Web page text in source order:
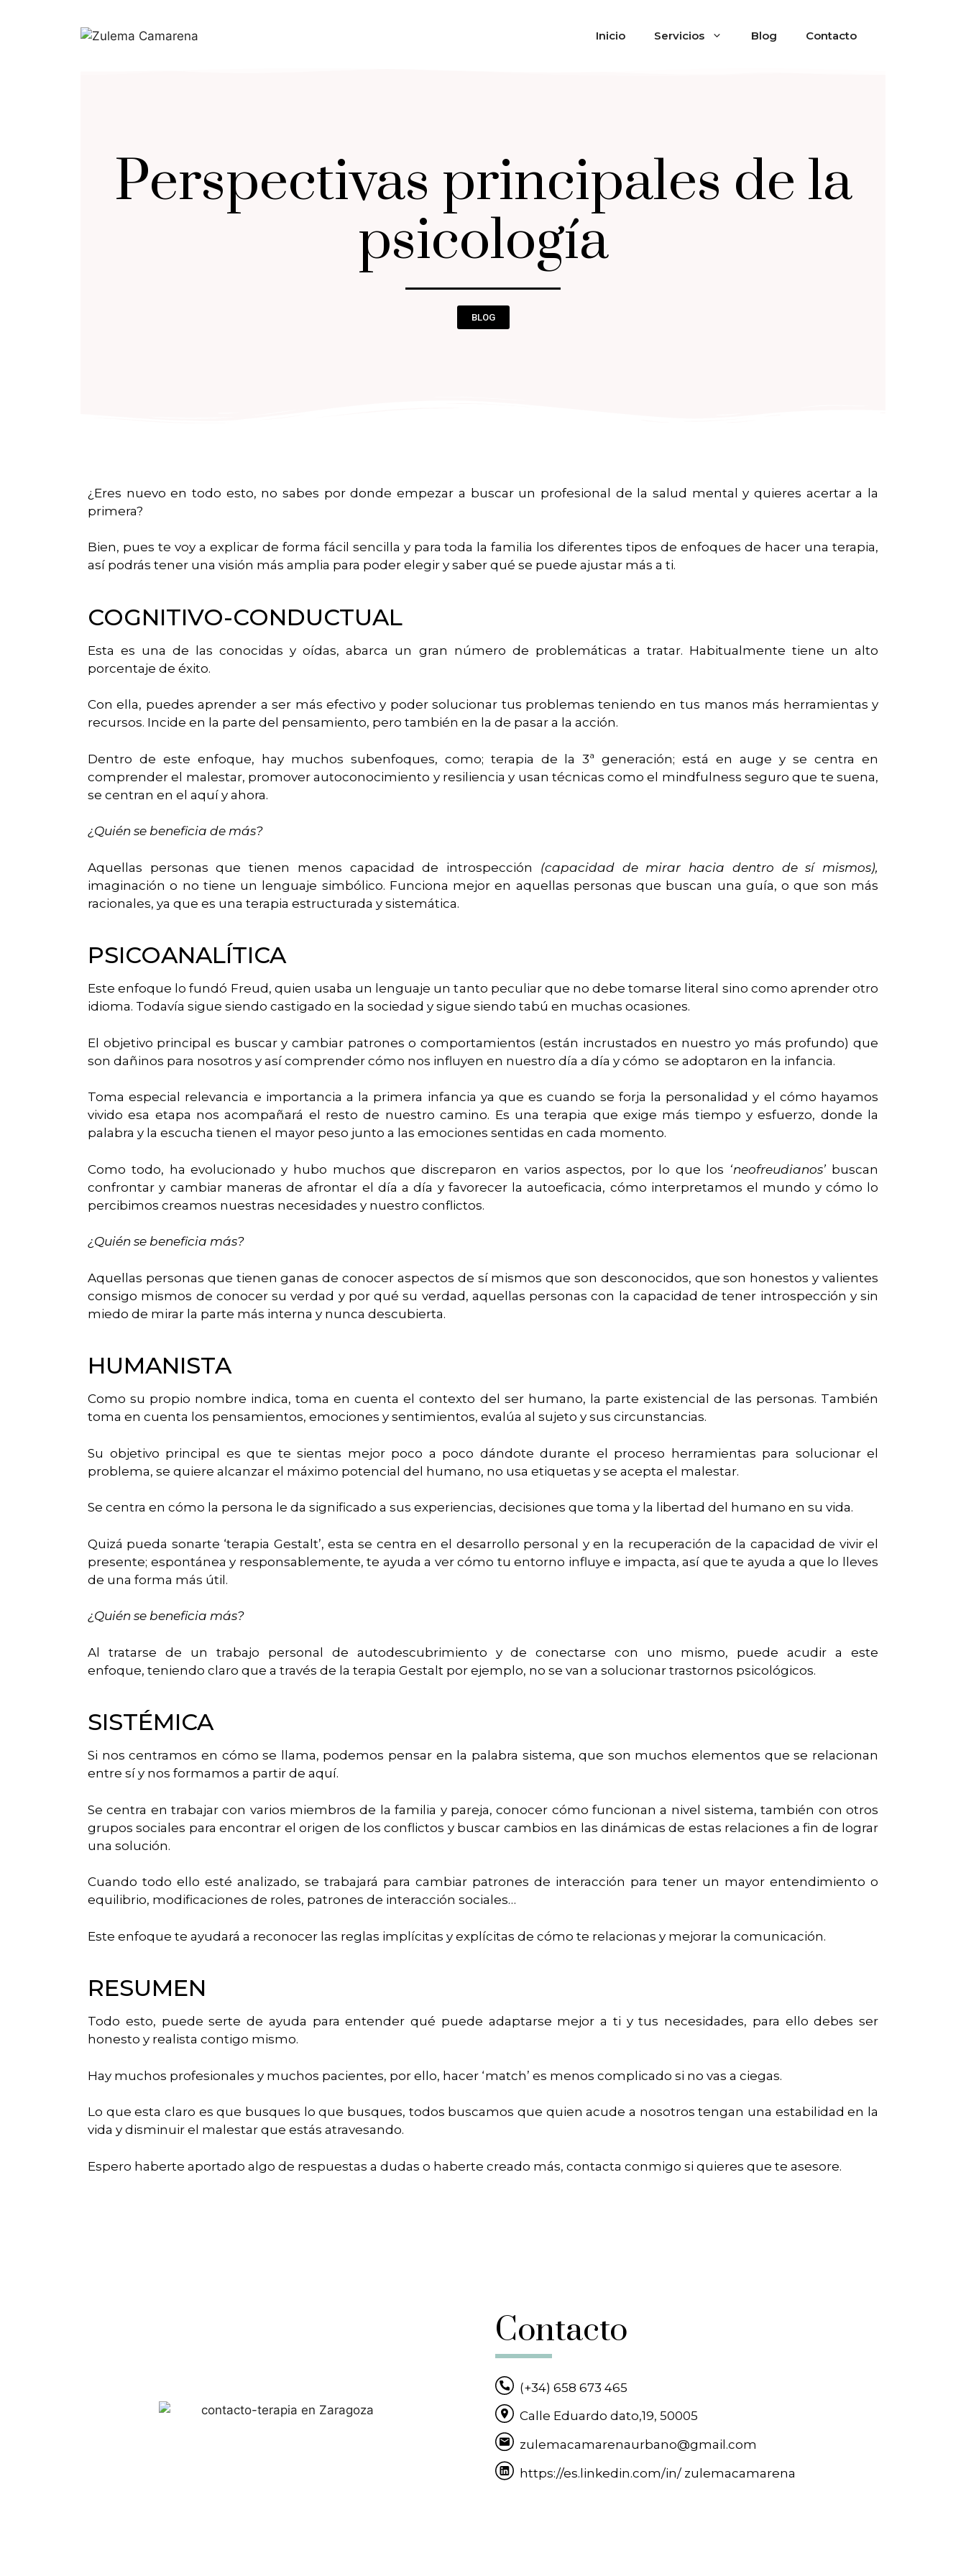
Inicio Servicios Blog Contacto
Perspectivas principales de la
psicología
BLOG
¿Eres nuevo en todo esto, no sabes por donde empezar a buscar un profesional de la salud mental y quieres acertar a la
primera?
Bien, pues te voy a explicar de forma fácil sencilla y para toda la familia los diferentes tipos de enfoques de hacer una terapia,
así podrás tener una visión más amplia para poder elegir y saber qué se puede ajustar más a ti.
COGNITIVO-CONDUCTUAL
Esta es una de las conocidas y oídas, abarca un gran número de problemáticas a tratar. Habitualmente tiene un alto
porcentaje de éxito.
Con ella, puedes aprender a ser más efectivo y poder solucionar tus problemas teniendo en tus manos más herramientas y
recursos. Incide en la parte del pensamiento, pero también en la de pasar a la acción.
Dentro de este enfoque, hay muchos subenfoques, como; terapia de la 3ª generación; está en auge y se centra en
comprender el malestar, promover autoconocimiento y resiliencia y usan técnicas como el mindfulness seguro que te suena,
se centran en el aquí y ahora.
¿Quién se beneficia de más?
Aquellas personas que tienen menos capacidad de introspección (capacidad de mirar hacia dentro de sí mismos),
imaginación o no tiene un lenguaje simbólico. Funciona mejor en aquellas personas que buscan una guía, o que son más
racionales, ya que es una terapia estructurada y sistemática.
PSICOANALÍTICA
Este enfoque lo fundó Freud, quien usaba un lenguaje un tanto peculiar que no debe tomarse literal sino como aprender otro
idioma. Todavía sigue siendo castigado en la sociedad y sigue siendo tabú en muchas ocasiones.
El objetivo principal es buscar y cambiar patrones o comportamientos (están incrustados en nuestro yo más profundo) que
son dañinos para nosotros y así comprender cómo nos influyen en nuestro día a día y cómo se adoptaron en la infancia.
Toma especial relevancia e importancia a la primera infancia ya que es cuando se forja la personalidad y el cómo hayamos
vivido esa etapa nos acompañará el resto de nuestro camino. Es una terapia que exige más tiempo y esfuerzo, donde la
palabra y la escucha tienen el mayor peso junto a las emociones sentidas en cada momento.
Como todo, ha evolucionado y hubo muchos que discreparon en varios aspectos, por lo que los ‘neofreudianos’ buscan
confrontar y cambiar maneras de afrontar el día a día y favorecer la autoeficacia, cómo interpretamos el mundo y cómo lo
percibimos creamos nuestras necesidades y nuestro conflictos.
¿Quién se beneficia más?
Aquellas personas que tienen ganas de conocer aspectos de sí mismos que son desconocidos, que son honestos y valientes
consigo mismos de conocer su verdad y por qué su verdad, aquellas personas con la capacidad de tener introspección y sin
miedo de mirar la parte más interna y nunca descubierta.
HUMANISTA
Como su propio nombre indica, toma en cuenta el contexto del ser humano, la parte existencial de las personas. También
toma en cuenta los pensamientos, emociones y sentimientos, evalúa al sujeto y sus circunstancias.
Su objetivo principal es que te sientas mejor poco a poco dándote durante el proceso herramientas para solucionar el
problema, se quiere alcanzar el máximo potencial del humano, no usa etiquetas y se acepta el malestar.
Se centra en cómo la persona le da significado a sus experiencias, decisiones que toma y la libertad del humano en su vida.
Quizá pueda sonarte ‘terapia Gestalt’, esta se centra en el desarrollo personal y en la recuperación de la capacidad de vivir el
presente; espontánea y responsablemente, te ayuda a ver cómo tu entorno influye e impacta, así que te ayuda a que lo lleves
de una forma más útil.
¿Quién se beneficia más?
Al tratarse de un trabajo personal de autodescubrimiento y de conectarse con uno mismo, puede acudir a este
enfoque, teniendo claro que a través de la terapia Gestalt por ejemplo, no se van a solucionar trastornos psicológicos.
SISTÉMICA
Si nos centramos en cómo se llama, podemos pensar en la palabra sistema, que son muchos elementos que se relacionan
entre sí y nos formamos a partir de aquí.
Se centra en trabajar con varios miembros de la familia y pareja, conocer cómo funcionan a nivel sistema, también con otros
grupos sociales para encontrar el origen de los conflictos y buscar cambios en las dinámicas de estas relaciones a fin de lograr
una solución.
Cuando todo ello esté analizado, se trabajará para cambiar patrones de interacción para tener un mayor entendimiento o
equilibrio, modificaciones de roles, patrones de interacción sociales…
Este enfoque te ayudará a reconocer las reglas implícitas y explícitas de cómo te relacionas y mejorar la comunicación.
RESUMEN
Todo esto, puede serte de ayuda para entender qué puede adaptarse mejor a ti y tus necesidades, para ello debes ser
honesto y realista contigo mismo.
Hay muchos profesionales y muchos pacientes, por ello, hacer ‘match’ es menos complicado si no vas a ciegas.
Lo que esta claro es que busques lo que busques, todos buscamos que quien acude a nosotros tengan una estabilidad en la
vida y disminuir el malestar que estás atravesando.
Espero haberte aportado algo de respuestas a dudas o haberte creado más, contacta conmigo si quieres que te asesore.
Contacto
(+34) 658 673 465
Calle Eduardo dato,19, 50005
zulemacamarenaurbano@gmail.com
https://es.linkedin.com/in/ zulemacamarena